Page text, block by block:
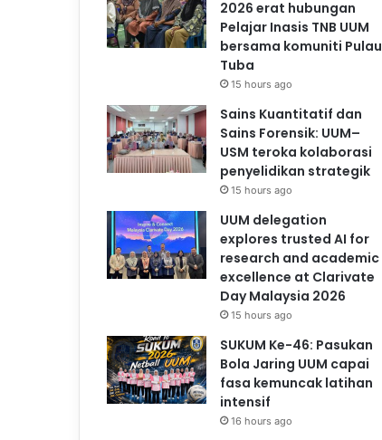
2026 erat hubungan
Pelajar Inasis TNB UUM
bersama komuniti Pulau
Tuba
15 hours ago
Sains Kuantitatif dan
Sains Forensik: UUM–
USM teroka kolaborasi
penyelidikan strategik
15 hours ago
UUM delegation
explores trusted AI for
research and academic
excellence at Clarivate
Day Malaysia 2026
15 hours ago
SUKUM Ke-46: Pasukan
Bola Jaring UUM capai
fasa kemuncak latihan
intensif
16 hours ago